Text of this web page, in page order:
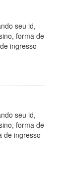
seu id,
forma de
ingresso
seu id,
forma de
de ingresso